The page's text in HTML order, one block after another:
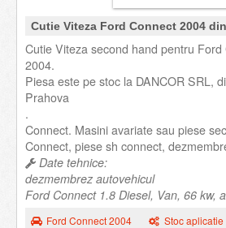
Cutie Viteza Ford Connect 2004
Cutie Viteza second hand pentru Ford
2004.
Piesa este pe stoc la DANCOR SRL,
Prahova
.
Connect. Masini avariate sau piese
Connect, piese sh connect,
Date tehnice:
dezmembrez autovehicul
Ford Connect 1.8 Diesel, Van, 66 kw,
Ford Connect 2004 Stoc